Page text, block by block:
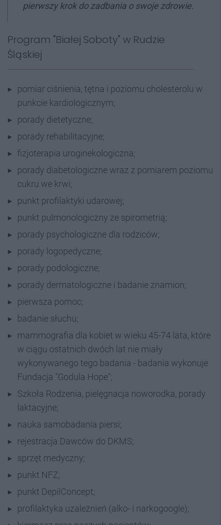
pierwszy krok do zadbania o swoje zdrowie.
Program "Białej Soboty" w Rudzie
Śląskiej
pomiar ciśnienia, tętna i poziomu cholesterolu w
punkcie kardiologicznym;
porady dietetyczne;
porady rehabilitacyjne;
fizjoterapia uroginekologiczna;
porady diabetologiczne wraz z pomiarem poziomu
cukru we krwi;
punkt profilaktyki udarowej;
punkt pulmonologiczny ze spirometrią;
porady psychologiczne dla rodziców;
porady logopedyczne;
porady podologiczne;
porady dermatologiczne i badanie znamion;
pierwsza pomoc;
badanie słuchu;
mammografia dla kobiet w wieku 45-74 lata, które
w ciągu ostatnich dwóch lat nie miały
wykonywanego tego badania - badania wykonuje
Fundacja "Godula Hope";
Szkoła Rodzenia, pielęgnacja noworodka, porady
laktacyjne;
nauka samobadania piersi;
rejestracja Dawców do DKMS;
sprzęt medyczny;
punkt NFZ;
punkt DepilConcept;
profilaktyka uzależnień (alko- i narkogoogle);